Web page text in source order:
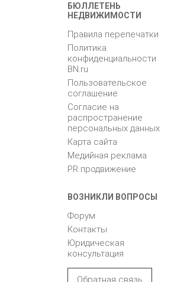
БЮЛЛЕТЕНЬ
НЕДВИЖИМОСТИ
Правила перепечатки
Политика
конфиденциальности
BN.ru
Пользовательское
соглашение
Согласие на
распространение
персональных данных
Карта сайта
Медийная реклама
PR продвижение
ВОЗНИКЛИ ВОПРОСЫ
Форум
Контакты
Юридическая
консультация
Обратная связь